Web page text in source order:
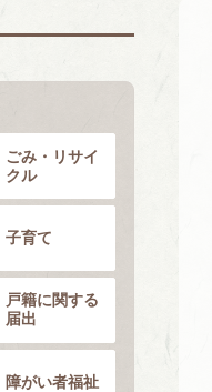
ごみ・リサイ
クル
子育て
戸籍に関する
届出
障がい者福祉